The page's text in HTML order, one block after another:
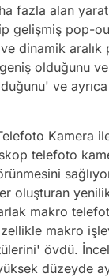
fazla alan
gelişmiş pop-
dinamik aralık
geniş olduğunu
ve
Kamera
telefoto
oluşturan
makro
makro
övdü.
düzeyde